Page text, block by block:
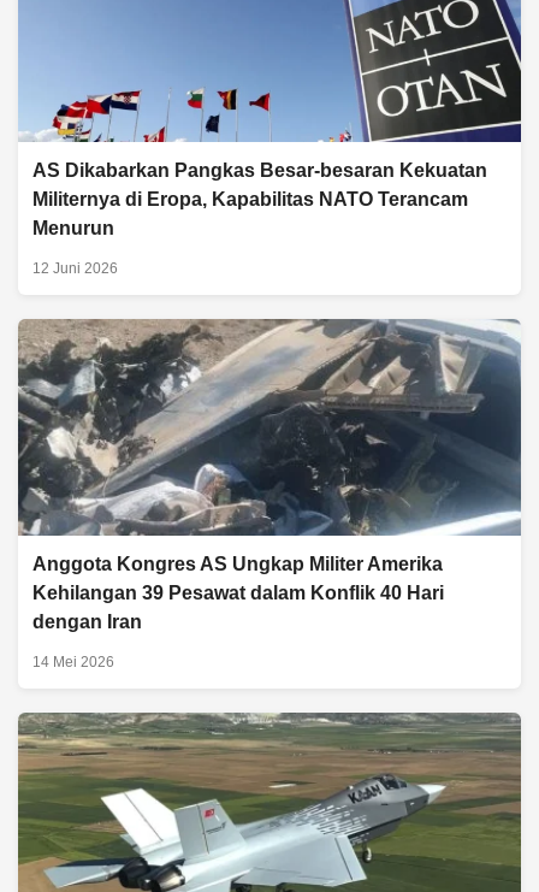
AS Dikabarkan Pangkas Besar-besaran Kekuatan
Militernya di Eropa, Kapabilitas NATO Terancam
Menurun
12 Juni 2026
Anggota Kongres AS Ungkap Militer Amerika
Kehilangan 39 Pesawat dalam Konflik 40 Hari
dengan Iran
14 Mei 2026